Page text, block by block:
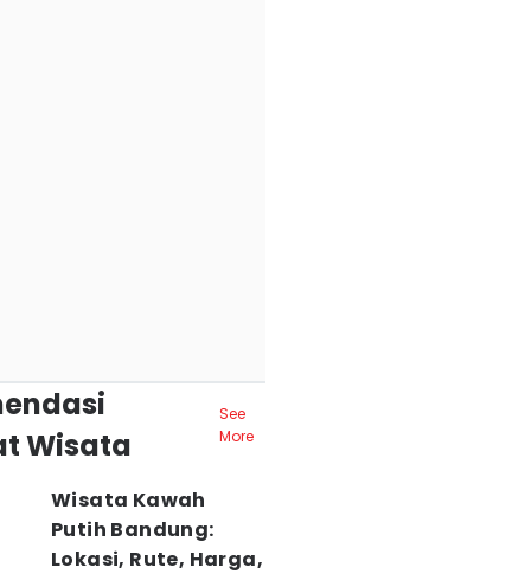
Wisata
See
More
Wisata Kawah
Putih Bandung:
Lokasi, Rute, Harga,